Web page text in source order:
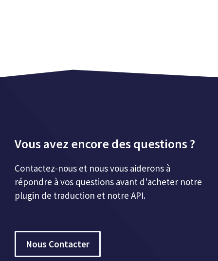
Vous avez encore des questions ?
Contactez-nous et nous vous aiderons à
répondre à vos questions avant d'acheter notre
plugin de traduction et notre API.
Nous Contacter